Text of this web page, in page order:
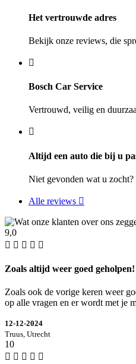
Het vertrouwde adres
Bekijk onze reviews, die
Bosch Car Service
Vertrouwd, veilig en
Altijd een auto die bij u
Niet gevonden wat u
Alle reviews
9,0
Zoals altijd weer goed geholpen!
Zoals ook de vorige keren weer
op alle vragen en er wordt met je
12-12-2024
Truus, Utrecht
10